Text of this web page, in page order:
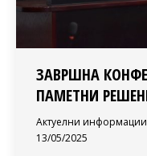
ЗАВРШНА
ПАМЕТНИ
Актуелни информации
13/05/2025